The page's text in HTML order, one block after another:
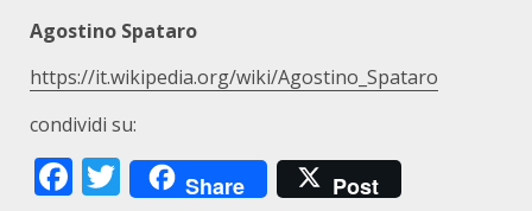
Agostino Spataro
https://it.wikipedia.org/wiki/Agostino_Spataro
condividi su:
Facebook
Twitter
Share Post